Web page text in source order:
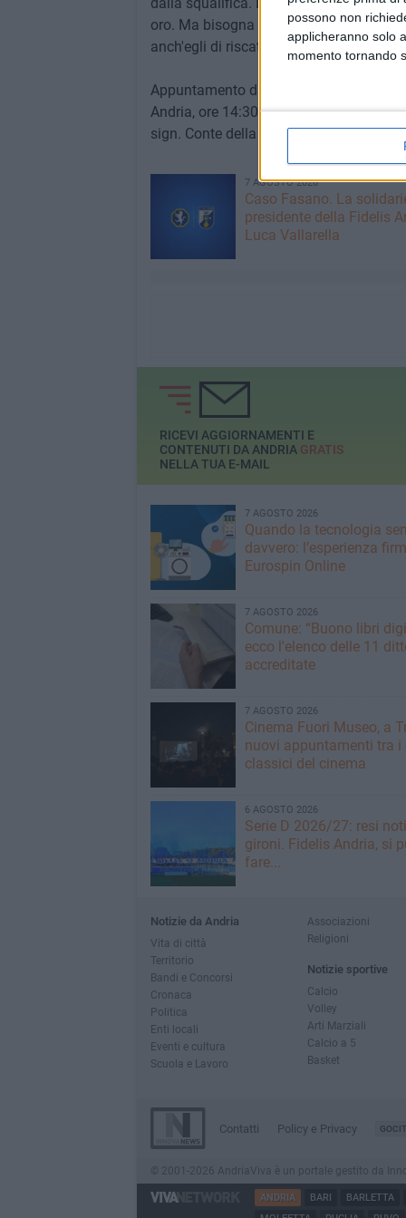
possono non
applicheranno solo
momento tornando
dalla squalifica. L'obiettivo ovviamente
oro. Ma bisogna rimanere attenti: il
anch'egli di riscatto. Di certo si
Appuntamento dunque per domani,
Andria, ore 14:30 per la gara tra
sign. Conte della sezione di Taranto.
7 AGOSTO 2026
Caso Fasano. La
presidente della Fidelis
Luca Vallarella
RICEVI AGGIORNAMENTI E
CONTENUTI DA ANDRIA GRATIS
NELLA TUA E-MAIL
7 AGOSTO 2026
Quando la tecnologia
davvero: l’esperienza
Eurospin Online
7 AGOSTO 2026
Comune: “Buono libri
ecco l'elenco delle 11
accreditate
7 AGOSTO 2026
Cinema Fuori Museo, a
nuovi appuntamenti tra i
classici del cinema
6 AGOSTO 2026
Serie D 2026/27: resi
gironi. Fidelis Andria, si
fare...
Notizie da Andria
Vita di città
Territorio
Bandi e Concorsi
Cronaca
Politica
Enti locali
Eventi e cultura
Scuola e Lavoro
Associazioni
Religioni
Notizie sportive
Calcio
Volley
Arti Marziali
Calcio a 5
Basket
Contatti Policy e Privacy
© 2001-2026 AndriaViva è un portale gestito da
ANDRIA BARI BARLETTA